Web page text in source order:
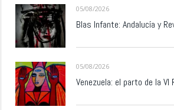
05/08/2026
Blas Infante: Andalucía y
05/08/2026
Venezuela: el parto de la VI